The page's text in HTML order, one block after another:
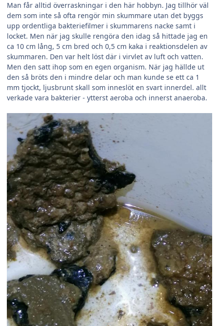
Man får alltid överraskningar i den här hobbyn. Jag tillhör väl
dem som inte så ofta rengör min skummare utan det byggs
upp ordentliga bakteriefilmer i skummarens nacke samt i
locket. Men när jag skulle rengöra den idag så hittade jag en
ca 10 cm lång, 5 cm bred och 0,5 cm kaka i reaktionsdelen av
skummaren. Den var helt löst där i virvlet av luft och vatten.
Men den satt ihop som en egen organism. När jag hällde ut
den så bröts den i mindre delar och man kunde se ett ca 1
mm tjockt, ljusbrunt skall som inneslöt en svart innerdel. allt
verkade vara bakterier - ytterst aeroba och innerst anaeroba.